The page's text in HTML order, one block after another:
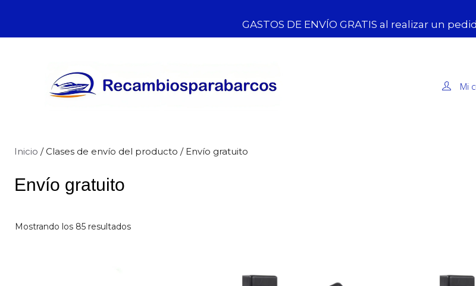
GASTOS DE ENVÍO GRATIS al realizar un
Mi
Inicio / Clases de envío del producto / Envío gratuito
Envío gratuito
Mostrando los 85 resultados